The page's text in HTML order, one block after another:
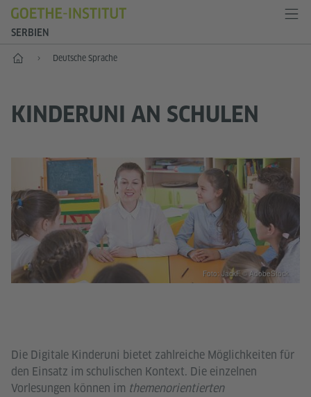
SERBIEN
Start Deutsche Sprache
KINDERUNI AN SCHULEN
Foto: JackF © AdobeStock
Die Digitale Kinderuni bietet zahlreiche Möglichkeiten für
den Einsatz im schulischen Kontext. Die einzelnen
Vorlesungen können im themenorientierten